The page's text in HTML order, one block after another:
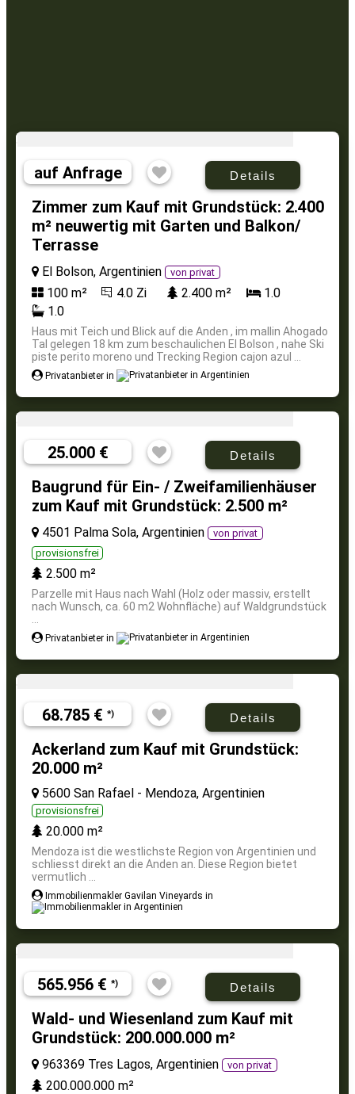
auf Anfrage Details
Zimmer zum Kauf mit Grundstück: 2.400
m² neuwertig mit Garten und Balkon/
Terrasse
El Bolson, Argentinien von privat
100 m² 4.0 Zi 2.400 m²
1.0
1.0
Haus mit Teich und Blick auf die Anden , im mallin Ahogado
Tal gelegen 18 km zum beschaulichen El Bolson , nahe Ski
piste perito moreno und Trecking Region cajon azul ...
Privatanbieter in
25.000 € Details
Baugrund für Ein- / Zweifamilienhäuser
zum Kauf mit Grundstück: 2.500 m²
4501 Palma Sola, Argentinien
von privat
provisionsfrei
2.500 m²
Parzelle mit Haus nach Wahl (Holz oder massiv, erstellt
nach Wunsch, ca. 60 m2 Wohnfläche) auf Waldgrundstück
Privatanbieter in
68.785 € *) Details
Ackerland zum Kauf mit Grundstück:
20.000 m²
5600 San Rafael - Mendoza, Argentinien
provisionsfrei
20.000 m²
Mendoza ist die westlichste Region von Argentinien und
schliesst direkt an die Anden an. Diese Region bietet
vermutlich ...
Immobilienmakler Gavilan Vineyards in
565.956 € *) Details
Wald- und Wiesenland zum Kauf mit
Grundstück: 200.000.000 m²
963369 Tres Lagos, Argentinien von privat
200.000.000 m²